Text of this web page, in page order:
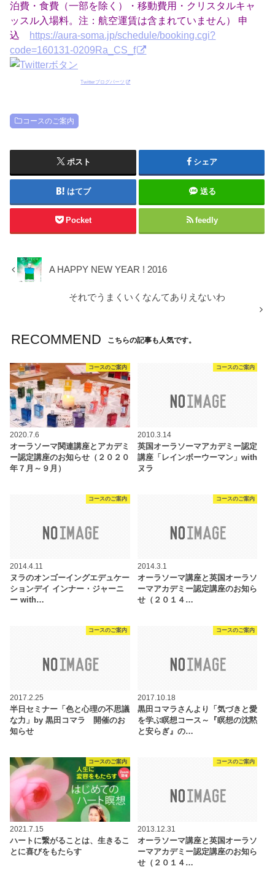
泊費・食費（一部を除く）・移動費用・クリスタルキャ
ッスル入場料。注：航空運賃は含まれていません） 申
込 https://aura-soma.jp/schedule/booking.cgi?
code=160131-0209Ra_CS_f
Twitterブログパーツ
コースのご案内
ポスト シェア
はてブ 送る
Pocket feedly
A HAPPY NEW YEAR ! 2016
それでうまくいくなんてありえないわ
RECOMMEND こちらの記事も人気です。
コースのご案内
2020.7.6
オーラソーマ関連講座とアカデミ
ー認定講座のお知らせ（２０２０
年７月～９月）
コースのご案内
2010.3.14
英国オーラソーマアカデミー認定
講座「レインボーウーマン」with
ヌラ
コースのご案内
2014.4.11
ヌラのオンゴーイングエデュケー
ションデイ インナー・ジャーニ
ー with…
コースのご案内
2014.3.1
オーラソーマ講座と英国オーラソ
ーマアカデミー認定講座のお知ら
せ（２０１４…
コースのご案内
2017.2.25
半日セミナー「色と心理の不思議
な力」by 黒田コマラ 開催のお
知らせ
コースのご案内
2017.10.18
黒田コマラさんより「気づきと愛
を学ぶ瞑想コース～『瞑想の沈黙
と安らぎ』の…
コースのご案内
2021.7.15
ハートに繋がることは、生きるこ
とに喜びをもたらす
コースのご案内
2013.12.31
オーラソーマ講座と英国オーラソ
ーマアカデミー認定講座のお知ら
せ（２０１４…